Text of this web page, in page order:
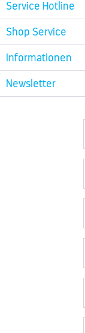
Service Hotline
Shop Service
Informationen
Newsletter